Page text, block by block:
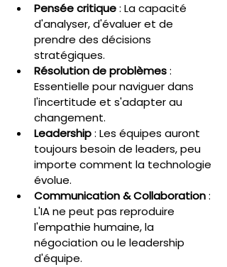
Pensée critique : La capacité
d'analyser, d'évaluer et de
prendre des décisions
stratégiques.
Résolution de problèmes :
Essentielle pour naviguer dans
l'incertitude et s'adapter au
changement.
Leadership : Les équipes auront
toujours besoin de leaders, peu
importe comment la technologie
évolue.
Communication & Collaboration :
L'IA ne peut pas reproduire
l'empathie humaine, la
négociation ou le leadership
d'équipe.